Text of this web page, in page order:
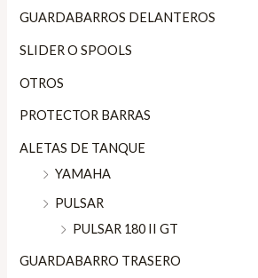
GUARDABARROS DELANTEROS
SLIDER O SPOOLS
OTROS
PROTECTOR BARRAS
ALETAS DE TANQUE
YAMAHA
PULSAR
PULSAR 180 II GT
GUARDABARRO TRASERO